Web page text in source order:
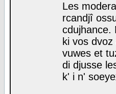
Les
rcandjî
cdujhance.
ki vos
vuwes et
di djusse
k' i n'